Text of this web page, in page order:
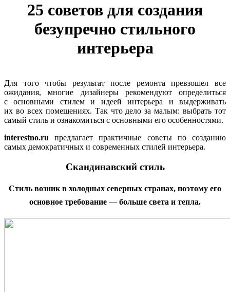
25 советов для создания
безупречно стильного
интерьера
Для того чтобы результат после ремонта превзошел все
ожидания, многие дизайнеры рекомендуют определиться
с основными стилем и идеей интерьера и выдерживать
их во всех помещениях. Так что дело за малым: выбрать тот
самый стиль и ознакомиться с основными его особенностями.
interestno.ru предлагает практичные советы по созданию
самых демократичных и современных стилей интерьера.
Скандинавский стиль
Стиль возник в холодных северных странах, поэтому его
основное требование — больше света и тепла.